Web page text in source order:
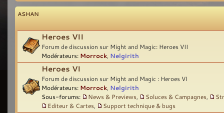
ASHAN
Heroes VII
Forum de discussion sur Might and Magic: Heroes VII
Modérateurs: Morrock Nelgirith
Heroes VI
Forum de discussion sur Might and Magic : Heroes VI
Modérateurs: Morrock Nelgirith
Sous-forums:
News & Previews Soluces & Campagnes
Editeur & Cartes
Support technique & bugs